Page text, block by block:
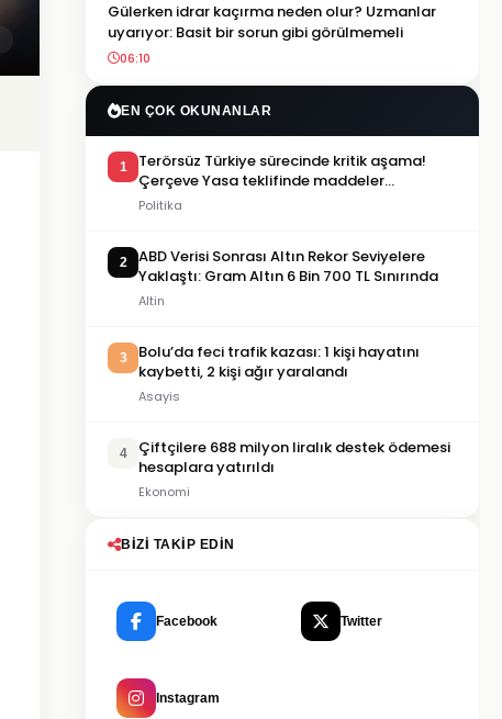
Gülerken idrar kaçırma neden olur? Uzmanlar
uyarıyor: Basit bir sorun gibi görülmemeli
06:10
EN ÇOK OKUNANLAR
1
Terörsüz Türkiye sürecinde kritik aşama!
Çerçeve Yasa teklifinde maddeler
görüşülmeye başlandı
Politika
2
ABD Verisi Sonrası Altın Rekor Seviyelere
Yaklaştı: Gram Altın 6 Bin 700 TL Sınırında
Altin
3
Bolu’da feci trafik kazası: 1 kişi hayatını
kaybetti, 2 kişi ağır yaralandı
Asayis
4
Çiftçilere 688 milyon liralık destek ödemesi
hesaplara yatırıldı
Ekonomi
BIZI TAKIP EDIN
Facebook Twitter
Instagram